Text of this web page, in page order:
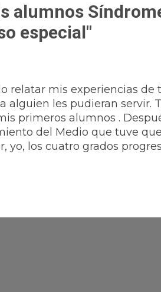
alumnos
especial"
relatar mis experiencias de
alguien les pudieran servir.
primeros alumnos .
del Medio que tuve
los cuatro grados
tenido porque se lo han
Pues……ya hace